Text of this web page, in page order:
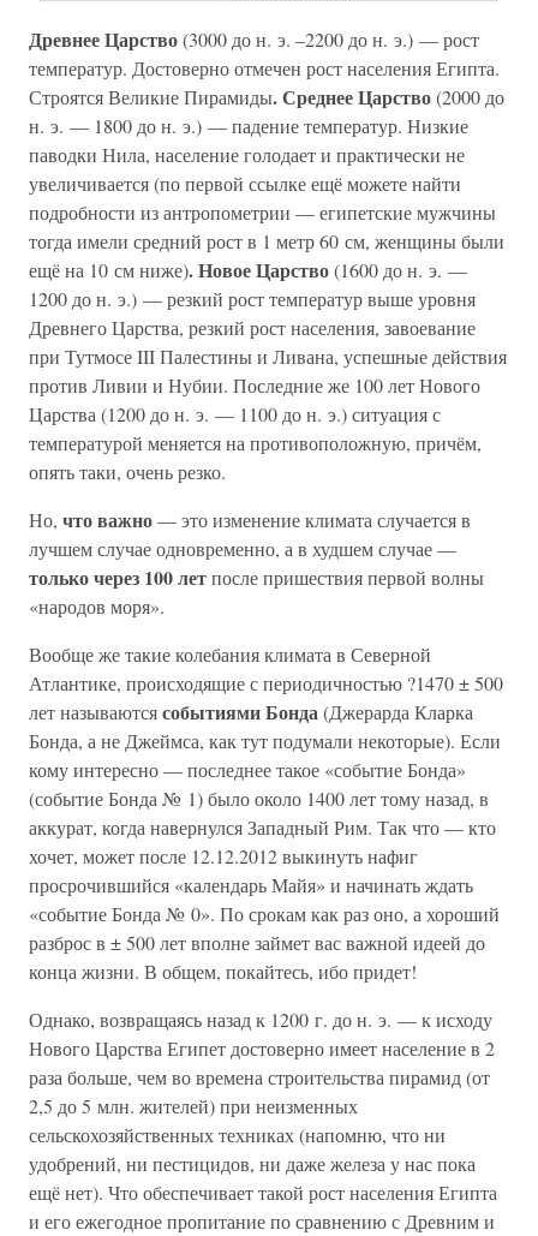
Древнее Царство(3000 до н. э. –2200 до н. э.) — рост
температур. Достоверно отмечен рост населения Египта.
Строятся Великие Пирамиды. Среднее Царство(2000 до
н. э. — 1800 до н. э.) — падение температур. Низкие
паводки Нила, население голодает и практически не
увеличивается (по первой ссылке ещё можете найти
подробности из антропометрии — египетские мужчины
тогда имели средний рост в 1 метр 60 см, женщины были
ещё на 10 см ниже). Новое Царство(1600 до н. э. —
1200 до н. э.) — резкий рост температур выше уровня
Древнего Царства, резкий рост населения, завоевание
при Тутмосе III Палестины и Ливана, успешные действия
против Ливии и Нубии. Последние же 100 лет Нового
Царства (1200 до н. э. — 1100 до н. э.) ситуация с
температурой меняется на противоположную, причём,
опять таки, очень резко.
Но, что важно— это изменение климата случается в
лучшем случае одновременно, а в худшем случае —
только через 100 летпосле пришествия первой волны
«народов моря».
Вообще же такие колебания климата в Северной
Атлантике, происходящие с периодичностью ?1470 ± 500
лет называютсясобытиями Бонда(Джерарда Кларка
Бонда, а не Джеймса, как тут подумали некоторые). Если
кому интересно — последнее такое «событие Бонда»
(событие Бонда № 1) было около 1400 лет тому назад, в
аккурат, когда навернулся Западный Рим. Так что — кто
хочет, может после 12.12.2012 выкинуть нафиг
просрочившийся «календарь Майя» и начинать ждать
«событие Бонда № 0». По срокам как раз оно, а хороший
разброс в ± 500 лет вполне займет вас важной идеей до
конца жизни. В общем, покайтесь, ибо придет!
Однако, возвращаясь назад к 1200 г. до н. э. — к исходу
Нового Царства Египет достоверно имеет население в 2
раза больше, чем во времена строительства пирамид (от
2,5 до 5 млн. жителей) при неизменных
сельскохозяйственных техниках (напомню, что ни
удобрений, ни пестицидов, ни даже железа у нас пока
ещё нет). Что обеспечивает такой рост населения Египта
и его ежегодное пропитание по сравнению с Древним и